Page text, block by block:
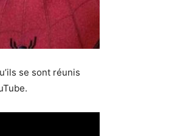
se sont réunis